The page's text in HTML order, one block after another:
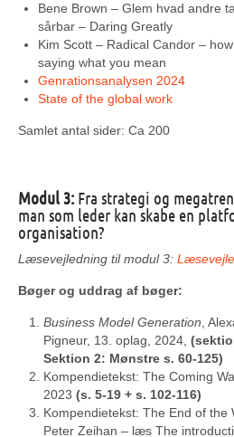
Bene Brown – Glem hvad andre
sårbar – Daring Greatly
Kim Scott – Radical Candor –
saying what you mean
Genrationsanalysen 2024
State of the global work
Samlet antal sider: Ca 200
Modul 3: Fra strategi og
man som leder kan skabe en
organisation?
Læsevejledning til modul 3:
Bøger og uddrag af bøger:​
Business Model Generation ,
Pigneur, 13. oplag, 2024,
Sektion 2: Mønstre s. 60-125)
Kompendietekst: The Coming
2023 (s. 5-19 + s. 102-116)
Kompendietekst: The End of the
Peter Zeihan – læs The